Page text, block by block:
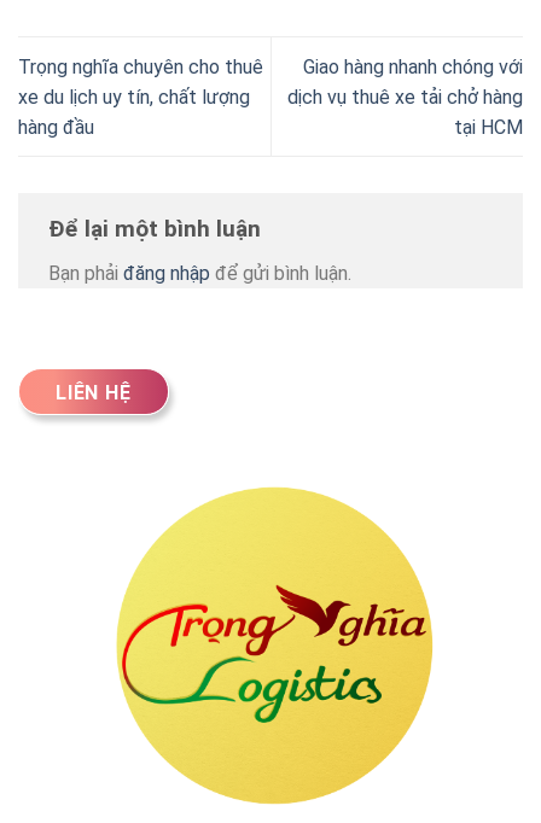
Trọng nghĩa chuyên cho thuê
xe du lịch uy tín, chất lượng
hàng đầu
Giao hàng nhanh chóng với
dịch vụ thuê xe tải chở hàng
tại HCM
Để lại một bình luận
Bạn phải đăng nhập để gửi bình luận.
LIÊN HỆ